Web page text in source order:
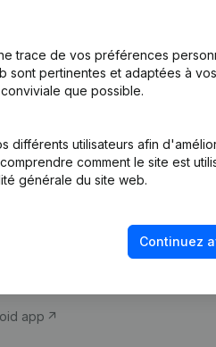
trace de vos préférences
sont pertinentes et adaptées à
que possible.
différents utilisateurs afin
comment le site est
générale du site web.
Continuez
app
fraude